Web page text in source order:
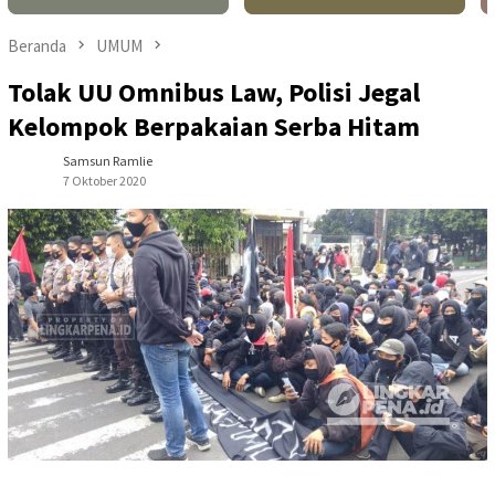
Beranda UMUM
Tolak UU Omnibus Law, Polisi Jegal
Kelompok Berpakaian Serba Hitam
Samsun Ramlie
7 Oktober 2020